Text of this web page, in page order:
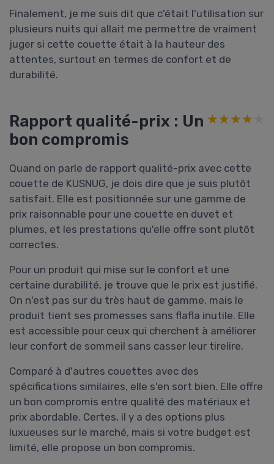
Finalement, je me suis dit que c'était l'utilisation sur
plusieurs nuits qui allait me permettre de vraiment
juger si cette couette était à la hauteur des
attentes, surtout en termes de confort et de
durabilité.
Rapport qualité-prix : Un
bon compromis
★★★★★
★★★★★
Quand on parle de rapport qualité-prix avec cette
couette de KUSNUG, je dois dire que je suis plutôt
satisfait. Elle est positionnée sur une gamme de
prix raisonnable pour une couette en duvet et
plumes, et les prestations qu'elle offre sont plutôt
correctes.
Pour un produit qui mise sur le confort et une
certaine durabilité, je trouve que le prix est justifié.
On n'est pas sur du très haut de gamme, mais le
produit tient ses promesses sans flafla inutile. Elle
est accessible pour ceux qui cherchent à améliorer
leur confort de sommeil sans casser leur tirelire.
Comparé à d'autres couettes avec des
spécifications similaires, elle s'en sort bien. Elle offre
un bon compromis entre qualité des matériaux et
prix abordable. Certes, il y a des options plus
luxueuses sur le marché, mais si votre budget est
limité, elle propose un bon compromis.